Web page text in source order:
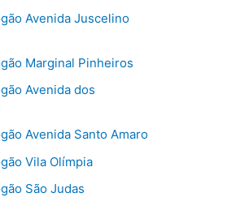
Avenida Juscelino
Marginal Pinheiros
Avenida dos
Avenida Santo Amaro
Vila Olímpia
São Judas